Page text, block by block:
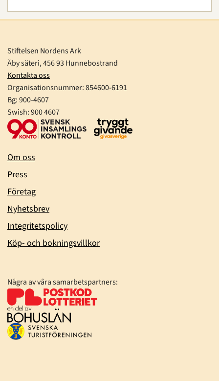
Stiftelsen Nordens Ark
Åby säteri, 456 93 Hunnebostrand
Kontakta oss
Organisationsnummer:854600-6191
Bg: 900-4607
Swish: 900 4607
Om oss
Press
Företag
Nyhetsbrev
Integritetspolicy
Köp- och bokningsvillkor
Några av våra samarbetspartners: